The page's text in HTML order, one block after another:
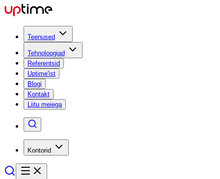
Teenused
Tehnoloogiad
Referentsid
Uptime'ist
Blogi
Kontakt
Liitu meiega
Kontorid